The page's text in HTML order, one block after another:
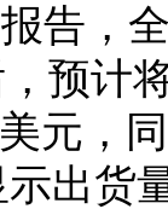
告，
预计
元，
出货